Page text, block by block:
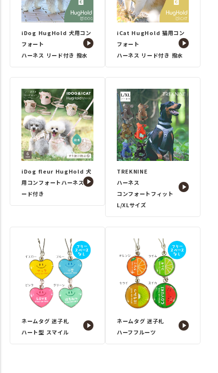
iDog HugHold 犬用コン
フォート
ハーネス リード付き 撥水
iCat HugHold 猫用コン
フォート
ハーネス リード付き 撥水
iDog fleur HugHold 犬
用コンフォートハーネス リ
ード付き
TREKNINE
ハーネス
コンフォートフィット
L/XLサイズ
ネームタグ 迷子札
ハート型 スマイル
ネームタグ 迷子札
ハーフフルーツ